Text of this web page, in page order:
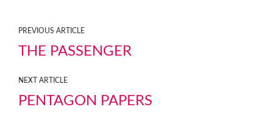
PREVIOUS ARTICLE
THE PASSENGER
NEXT ARTICLE
PENTAGON PAPERS